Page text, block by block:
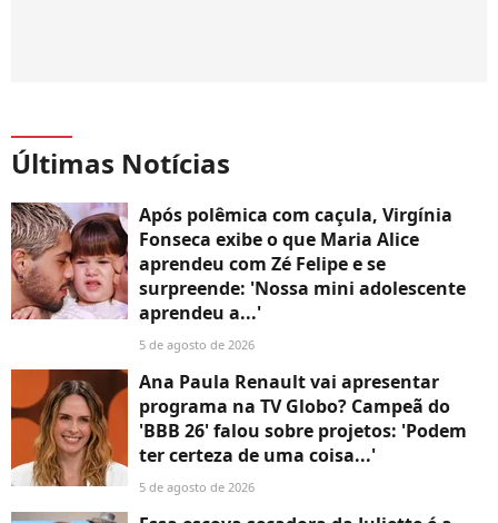
Últimas Notícias
Após polêmica com caçula, Virgínia
Fonseca exibe o que Maria Alice
aprendeu com Zé Felipe e se
surpreende: 'Nossa mini adolescente
aprendeu a...'
5 de agosto de 2026
Ana Paula Renault vai apresentar
programa na TV Globo? Campeã do
'BBB 26' falou sobre projetos: 'Podem
ter certeza de uma coisa...'
5 de agosto de 2026